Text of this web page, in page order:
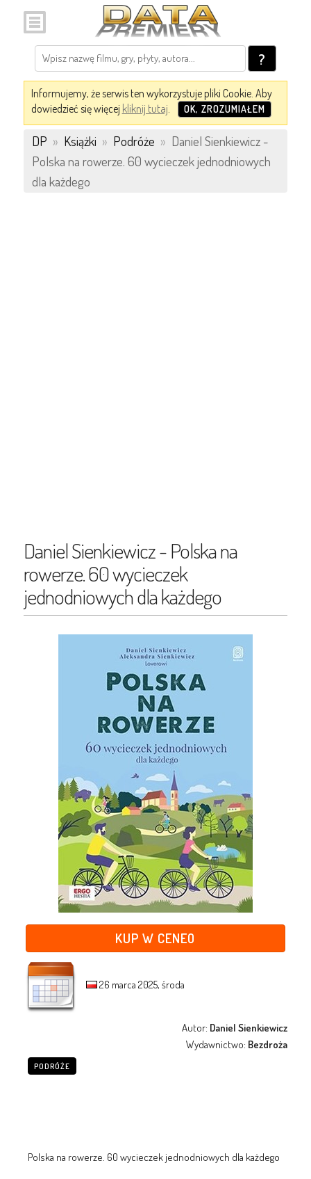
?
Informujemy, że serwis ten wykorzystuje pliki Cookie. Aby
dowiedzieć się więcej kliknij tutaj. OK, ZROZUMIAŁEM
DP » Książki » Podróże » Daniel Sienkiewicz -
Polska na rowerze. 60 wycieczek jednodniowych
dla każdego
Daniel Sienkiewicz - Polska na
rowerze. 60 wycieczek
jednodniowych dla każdego
KUP W CENEO
26 marca 2025, środa
Autor: Daniel Sienkiewicz
Wydawnictwo: Bezdroża
PODRÓŻE
Polska na rowerze. 60 wycieczek jednodniowych dla każdego